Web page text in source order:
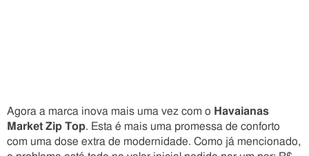
Agora a marca inova mais uma vez com o Havaianas
Market Zip Top. Esta é mais uma promessa de conforto
com uma dose extra de modernidade. Como já mencionado,